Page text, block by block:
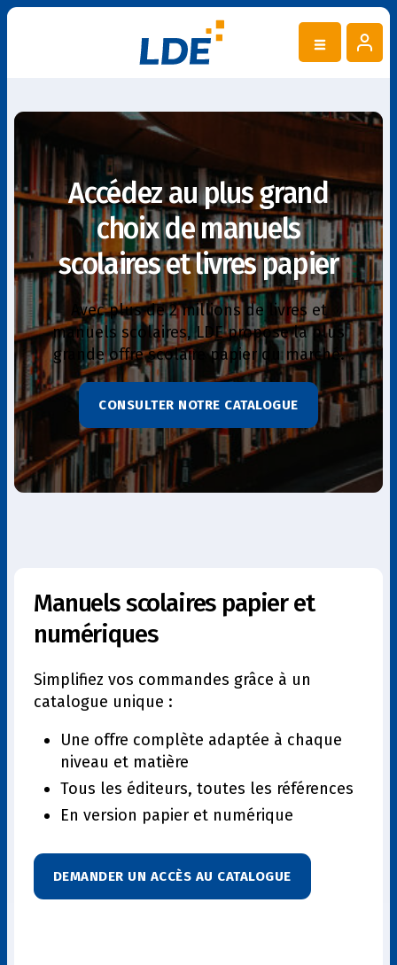
Accédez au plus grand
choix de manuels
scolaires et livres papier
Avec plus de 2 millions de livres et
manuels scolaires, LDE propose la plus
grande offre scolaire papier du marché.
CONSULTER NOTRE CATALOGUE
Manuels scolaires papier et
numériques
Simplifiez vos commandes grâce à un
catalogue unique :
Une offre complète adaptée à chaque
niveau et matière
Tous les éditeurs, toutes les références
En version papier et numérique
DEMANDER UN ACCÈS AU CATALOGUE